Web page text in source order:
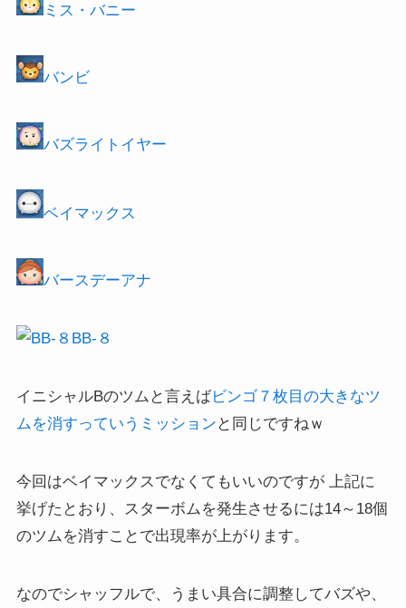
ミス・バニー
バンビ
バズライトイヤー
ベイマックス
バースデーアナ
BB-８
イニシャルBのツムと言えばビンゴ７枚目の大きなツ
ムを消すっていうミッション と同じですねｗ
今回はベイマックスでなくてもいいのですが 上記に
挙げたとおり、スターボムを発生させるには14～18個
のツムを消すことで出現率が上がります。
なのでシャッフルで、うまい具合に調整してバズや、